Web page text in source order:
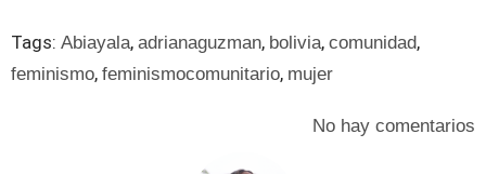
Tags: Abiayala, adrianaguzman, bolivia, comunidad,
feminismo, feminismocomunitario, mujer
No hay comentarios